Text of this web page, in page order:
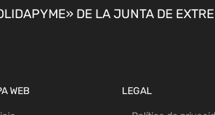
DE LA JUNTA DE
WEB LEGAL